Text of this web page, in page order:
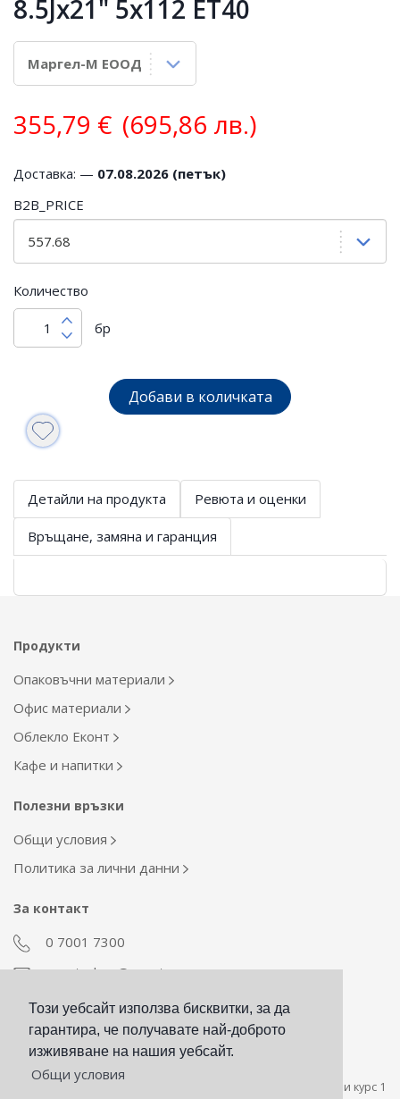
Този уебсайт използва бисквитки, за да
гарантира, че получавате най-доброто
изживяване на нашия уебсайт.
Общи условия
8.5Jx21" 5x112 ET40
355,79 € (695,86 лв.)
Доставка: — 07.08.2026 (петък)
B2B_PRICE
Количество
бр
Добави в количката
Детайли на продукта Ревюта и оценки
Връщане, замяна и гаранция
Продукти
Опаковъчни материали
Офис материали
Облекло Еконт
Кафе и напитки
Полезни връзки
Общи условия
Политика за лични данни
За контакт
0 7001 7300
econt_shop@econt.com
Екип Материални ресурси
otdel_mr@econt.com
Стойността на сумата за плащане в евро е пресметната при курс 1